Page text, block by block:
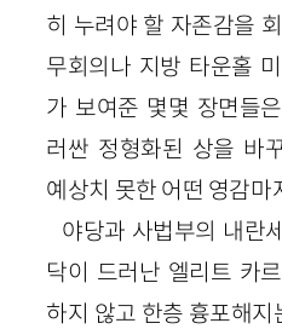
히 누려야 할 자존감을
무회의나 지방 타운홀
가 보여준 몇몇 장면들
러싼 정형화된 상을 바
예상치 못한 어떤 영감마
야당과 사법부의 내란
닥이 드러난 엘리트 카
하지 않고 한층 흉포해